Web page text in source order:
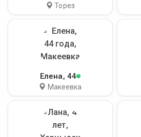
Торез
Елена, 44
Макеевка